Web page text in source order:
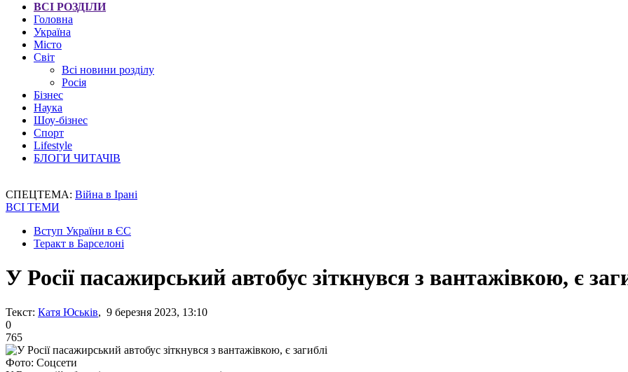
ВСІ РОЗДІЛИ
Головна
Україна
Місто
Світ
Всі новини розділу
Росія
Бізнес
Наука
Шоу-бізнес
Спорт
Lifestyle
БЛОГИ ЧИТАЧІВ
СПЕЦТЕМА: Війна в Ірані
ВСІ ТЕМИ
Вступ України в ЄС
Теракт в Барселоні
У Росії пасажирський автобус зіткнувся з вантажівкою, є
Текст: Катя Юськів, 9 березня 2023, 13:10
0
765
Фото: Соцсети